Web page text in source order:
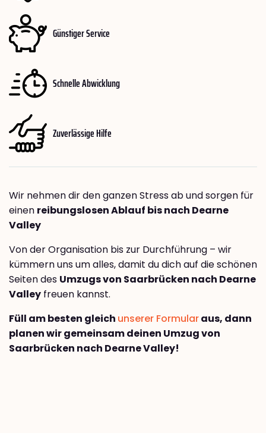
Günstiger Service
Schnelle Abwicklung
Zuverlässige Hilfe
Wir nehmen dir den ganzen Stress ab und sorgen für
einen reibungslosen Ablauf bis nach Dearne
Valley
Von der Organisation bis zur Durchführung – wir
kümmern uns um alles, damit du dich auf die schönen
Seiten des Umzugs von Saarbrücken nach Dearne
Valley freuen kannst.
Füll am besten gleich unserer Formularaus, dann
planen wir gemeinsam deinen Umzug von
Saarbrücken nach Dearne Valley!